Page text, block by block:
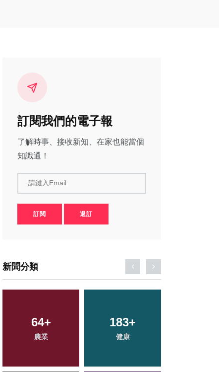
訂閱我們的電子報
了解時事、接收新知、在家也能當個
知識通！
請鍵入Email
訂閱 退訂
新聞分類
345+
社會
202+
文教